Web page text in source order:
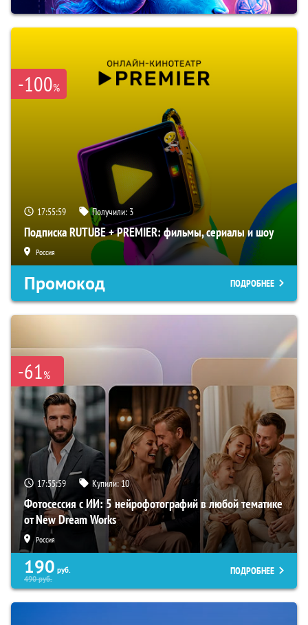
-100%
17:55:58 Получили: 3
Подписка RUTUBE + PREMIER: фильмы, сериалы и шоу
Россия
Промокод ПОДРОБНЕЕ
-61%
17:55:58 Купили:10
Фотосессия с ИИ: 5 нейрофотографий в любой тематике
от New Dream Works
Россия
190 руб.
490руб.
ПОДРОБНЕЕ